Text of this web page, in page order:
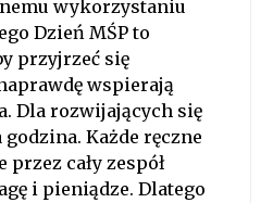
wykorzystaniu
Dzień MŚP to
przyjrzeć się
wspierają
Dla rozwijających się
Każde ręczne
cały zespół
i pieniądze. Dlatego